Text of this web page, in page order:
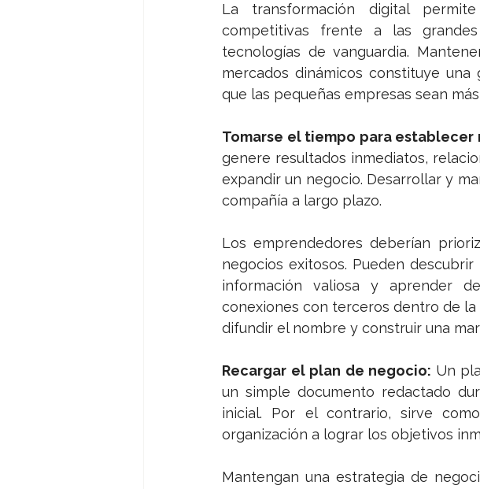
La transformación digital
competitivas frente a las
tecnologías de vanguardia.
mercados dinámicos constituye
que las pequeñas empresas sean
Tomarse el tiempo para
genere resultados inmediatos,
expandir un negocio. Desarrollar y
compañía a largo plazo.
Los emprendedores deberían
negocios exitosos. Pueden
información valiosa y aprender
conexiones con terceros dentro de
difundir el nombre y construir una
Recargar el plan de negocio: Un
un simple documento redactado
inicial. Por el contrario, sirve
organización a lograr los objetivos
Mantengan una estrategia de